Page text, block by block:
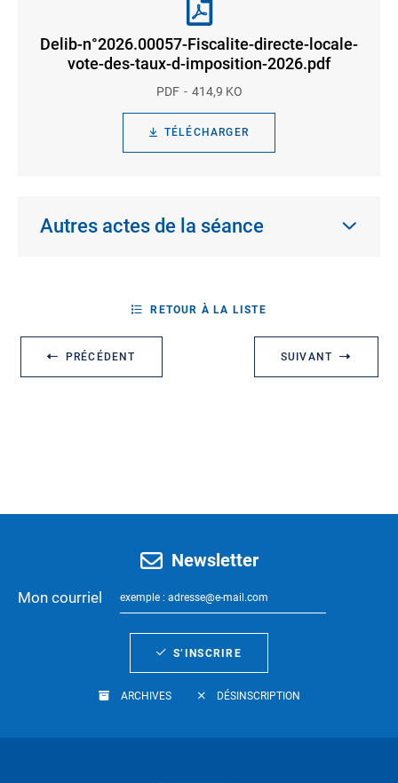
Delib-n°2026.00057-Fiscalite-directe-locale-
vote-des-taux-d-imposition-2026.pdf
PDF 414,9 KO
TÉLÉCHARGER
Autres actes de la séance
PRÉCÉDENT
RETOUR À LA LISTE
SUIVANT
Newsletter
Mon courriel
S’INSCRIRE
ARCHIVES DÉSINSCRIPTION